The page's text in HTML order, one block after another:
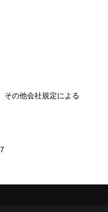
その他会社規定による